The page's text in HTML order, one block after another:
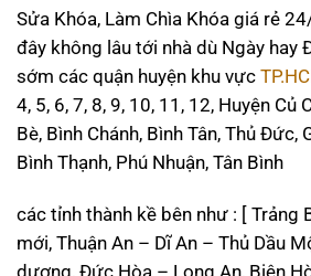
Sửa Khóa, Làm Chìa Khóa giá rẻ
đây không lâu tới nhà dù Ngày hay
sớm các quận huyện khu vực
4, 5, 6, 7, 8, 9, 10, 11, 12, Huyện Củ
Bè, Bình Chánh, Bình Tân, Thủ Đức,
Bình Thạnh, Phú Nhuận, Tân Bình
các tỉnh thành kề bên như : [ Trảng
mới, Thuận An – Dĩ An – Thủ Dầu